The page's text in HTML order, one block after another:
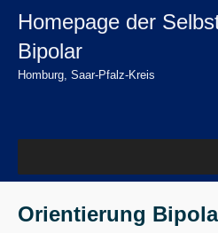
springen
Zum
springen
Homepage der
Bipolar
Homburg, Saar-Pfalz-Kreis
Orientierung